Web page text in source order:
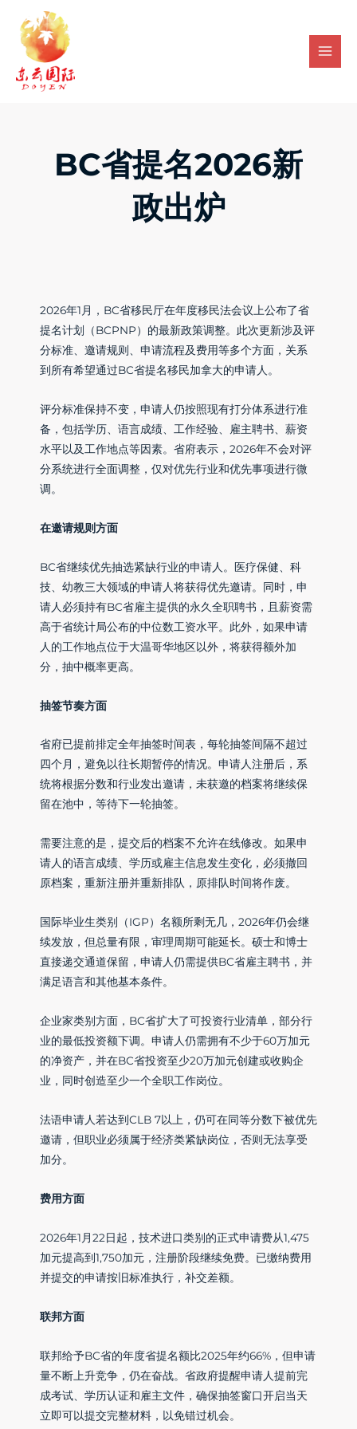
content
BC省提名2026新
政出炉
2026年1月，BC省移民厅在年度移民法会议上公布了省
提名计划（BCPNP）的最新政策调整。此次更新涉及评
分标准、邀请规则、申请流程及费用等多个方面，关系
到所有希望通过BC省提名移民加拿大的申请人。
评分标准保持不变，申请人仍按照现有打分体系进行准
备，包括学历、语言成绩、工作经验、雇主聘书、薪资
水平以及工作地点等因素。省府表示，2026年不会对评
分系统进行全面调整，仅对优先行业和优先事项进行微
调。
在邀请规则方面
BC省继续优先抽选紧缺行业的申请人。医疗保健、科
技、幼教三大领域的申请人将获得优先邀请。同时，申
请人必须持有BC省雇主提供的永久全职聘书，且薪资需
高于省统计局公布的中位数工资水平。此外，如果申请
人的工作地点位于大温哥华地区以外，将获得额外加
分，抽中概率更高。
抽签节奏方面
省府已提前排定全年抽签时间表，每轮抽签间隔不超过
四个月，避免以往长期暂停的情况。申请人注册后，系
统将根据分数和行业发出邀请，未获邀的档案将继续保
留在池中，等待下一轮抽签。
需要注意的是，提交后的档案不允许在线修改。如果申
请人的语言成绩、学历或雇主信息发生变化，必须撤回
原档案，重新注册并重新排队，原排队时间将作废。
国际毕业生类别（IGP）名额所剩无几，2026年仍会继
续发放，但总量有限，审理周期可能延长。硕士和博士
直接递交通道保留，申请人仍需提供BC省雇主聘书，并
满足语言和其他基本条件。
企业家类别方面，BC省扩大了可投资行业清单，部分行
业的最低投资额下调。申请人仍需拥有不少于60万加元
的净资产，并在BC省投资至少20万加元创建或收购企
业，同时创造至少一个全职工作岗位。
法语申请人若达到CLB 7以上，仍可在同等分数下被优先
邀请，但职业必须属于经济类紧缺岗位，否则无法享受
加分。
费用方面
2026年1月22日起，技术进口类别的正式申请费从1,475
加元提高到1,750加元，注册阶段继续免费。已缴纳费用
并提交的申请按旧标准执行，补交差额。
联邦方面
联邦给予BC省的年度省提名额比2025年约66%，但申请
量不断上升竞争，仍在奋战。省政府提醒申请人提前完
成考试、学历认证和雇主文件，确保抽签窗口开启当天
立即可以提交完整材料，以免错过机会。